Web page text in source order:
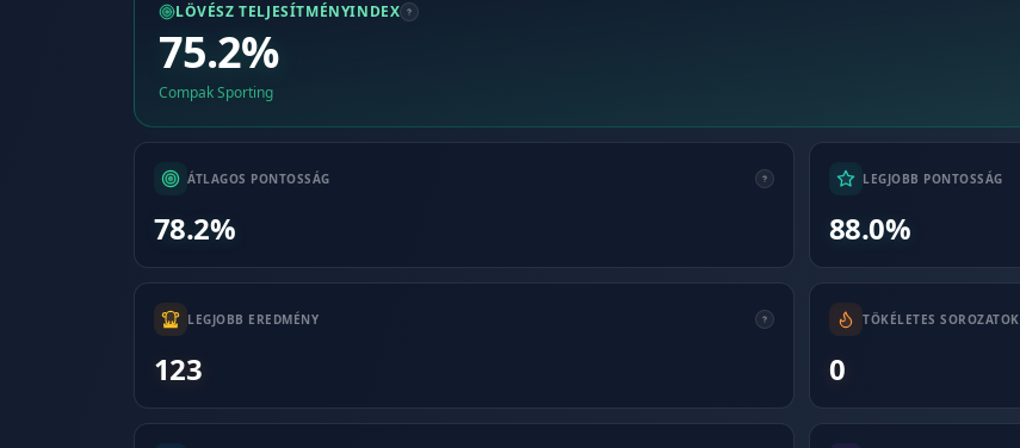
LÖVÉSZ TELJESÍTMÉNYINDEX
75.2%
Compak Sporting
ÁTLAGOS PONTOSSÁG
78.2%
LEGJOBB PONTOSSÁG
88.0%
LEGJOBB EREDMÉNY
123
TÖKÉLETES SOROZATOK
0